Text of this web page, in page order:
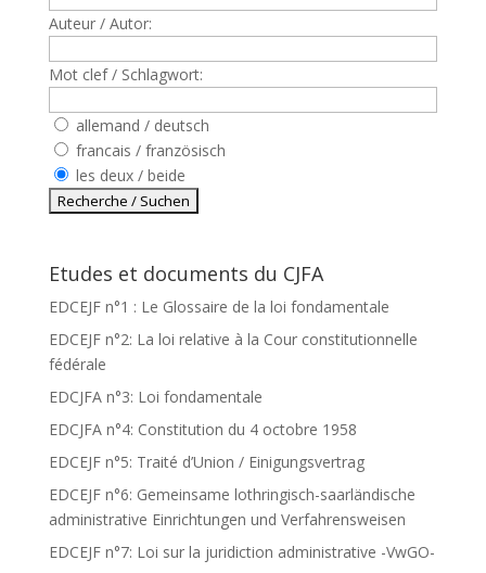
Auteur / Autor:
Mot clef / Schlagwort:
allemand / deutsch
francais / französisch
les deux / beide
Etudes et documents du CJFA
EDCEJF n°1 : Le Glossaire de la loi fondamentale
EDCEJF n°2: La loi relative à la Cour constitutionnelle
fédérale
EDCJFA n°3: Loi fondamentale
EDCJFA n°4: Constitution du 4 octobre 1958
EDCEJF n°5: Traité d’Union / Einigungsvertrag
EDCEJF n°6: Gemeinsame lothringisch-saarländische
administrative Einrichtungen und Verfahrensweisen
EDCEJF n°7: Loi sur la juridiction administrative -VwGO-